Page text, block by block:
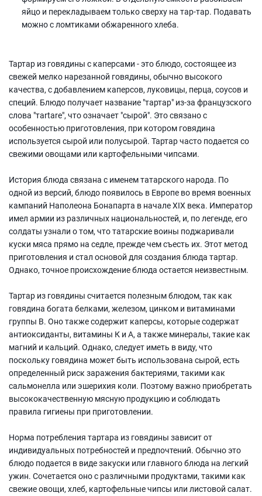
яйцо и перекладываем только сверху на тар-тар. Подавать
можно с ломтиками обжаренного хлеба.
Тартар из говядины с каперсами - это блюдо, состоящее из
свежей мелко нарезанной говядины, обычно высокого
качества, с добавлением каперсов, луковицы, перца, соусов и
специй. Блюдо получает название "тартар" из-за французского
слова "тartare", что означает "сырой". Это связано с
особенностью приготовления, при котором говядина
используется сырой или полусырой. Тартар часто подается со
свежими овощами или картофельными чипсами.
История блюда связана с именем татарского народа. По
одной из версий, блюдо появилось в Европе во время военных
кампаний Наполеона Бонапарта в начале XIX века. Император
имел армии из различных национальностей, и, по легенде, его
солдаты узнали о том, что татарские воины поджаривали
куски мяса прямо на седле, прежде чем съесть их. Этот метод
приготовления и стал основой для создания блюда тартар.
Однако, точное происхождение блюда остается неизвестным.
Тартар из говядины считается полезным блюдом, так как
говядина богата белками, железом, цинком и витаминами
группы В. Оно также содержит каперсы, которые содержат
антиоксиданты, витамины К и А, а также минералы, такие как
магний и кальций. Однако, следует иметь в виду, что
поскольку говядина может быть использована сырой, есть
определенный риск заражения бактериями, такими как
сальмонелла или эшерихия коли. Поэтому важно приобретать
высококачественную мясную продукцию и соблюдать
правила гигиены при приготовлении.
Норма потребления тартара из говядины зависит от
индивидуальных потребностей и предпочтений. Обычно это
блюдо подается в виде закуски или главного блюда на легкий
ужин. Сочетается оно с различными продуктами, такими как
свежие овощи, хлеб, картофельные чипсы или листовой салат.